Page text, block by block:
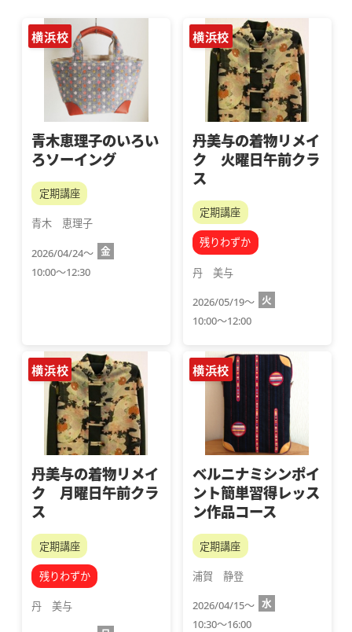
横浜校
青木恵理子のいろい
ろソーイング
定期講座
青木　恵理子
2026/04/24～ 金
10:00～12:30
横浜校
丹美与の着物リメイ
ク 火曜日午前クラ
ス
定期講座
残りわずか
丹　美与
2026/05/19～ 火
10:00～12:00
横浜校
丹美与の着物リメイ
ク 月曜日午前クラ
ス
定期講座
残りわずか
丹　美与
横浜校
ベルニナミシンポイ
ント簡単習得レッス
ン作品コース
定期講座
浦賀　静登
2026/04/15～ 水
10:30～16:00